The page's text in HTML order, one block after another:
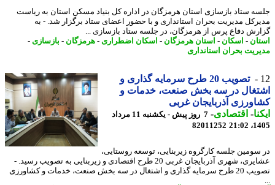
ستاد بازسازی استان هرمزگان در اداره کل بنیاد مسکن استان به ریاست
مدیریت بحران استانداری و با حضور اعضای ستاد برگزار شد. - به
دفاع پرس از هرمزگان، در جلسه ستاد بازسازی ...
-اسکان-استان هرمزگان -اسکان اضطراری - هرمزگان -بازسازی-
بحران استانداری
تصویب 20 طرح سرمایه گذاری و
در سه بخش صنعت، خدمات و
آذربایجان غربی
-اقتصادی-
7 روز پیش - یکشنبه 11 مرداد
82011252
جلسه کارگروه زیربنایی، توسعه روستایی،
عشایری، شهری آذربایجان غربی 20 طرح اقتصادی و زیربنایی به تصویب رسید. -
تصویب 20 طرح سرمایه گذاری و اشتغال در سه بخش صنعت، خدمات و کشاورزی